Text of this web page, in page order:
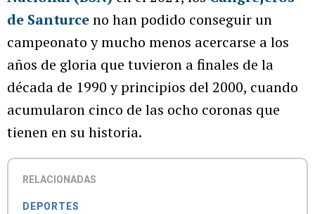
de Santurceno han podido conseguir un
campeonato y mucho menos acercarse a los
años de gloria que tuvieron a finales de la
década de 1990 y principios del 2000, cuando
acumularon cinco de las ocho coronas que
tienen en su historia.
RELACIONADAS
DEPORTES